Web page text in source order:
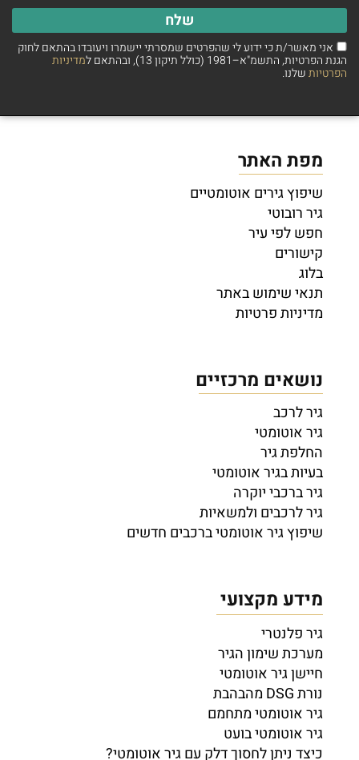
אני מאשר/ת כי ידוע לי שהפרטים שמסרתי יישמרו ויעובדו בהתאם לחוק
הגנת הפרטיות, התשמ"א–1981 (כולל תיקון 13), ובהתאם ל מדיניות
הפרטיותשלנו.
שלח
מפת האתר
שיפוץ גירים אוטומטיים
גיר רובוטי
חפש לפי עיר
קישורים
בלוג
תנאי שימוש באתר
מדיניות פרטיות
נושאים מרכזיים
גיר לרכב
גיר אוטומטי
החלפת גיר
בעיות בגיר אוטומטי
גיר ברכבי יוקרה
גיר לרכבים ולמשאיות
שיפוץ גיר אוטומטי ברכבים חדשים
מידע מקצועי
גיר פלנטרי
מערכת שימון הגיר
חיישן גיר אוטומטי
נורת DSG מהבהבת
גיר אוטומטי מתחמם
גיר אוטומטי בועט
כיצד ניתן לחסוך דלק עם גיר אוטומטי?